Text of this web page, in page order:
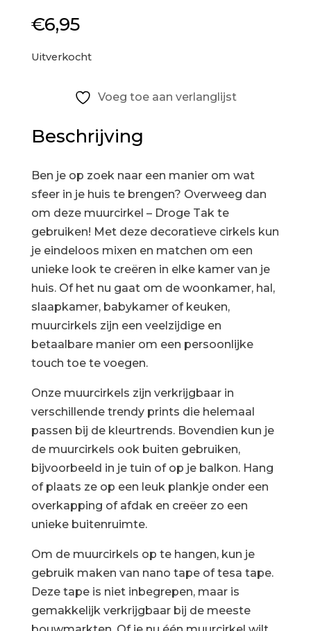
€6,95
Uitverkocht
Voeg toe aan verlanglijst
Beschrijving
Ben je op zoek naar een manier om wat
sfeer in je huis te brengen? Overweeg dan
om deze muurcirkel – Droge Tak te
gebruiken! Met deze decoratieve cirkels kun
je eindeloos mixen en matchen om een
unieke look te creëren in elke kamer van je
huis. Of het nu gaat om de woonkamer, hal,
slaapkamer, babykamer of keuken,
muurcirkels zijn een veelzijdige en
betaalbare manier om een persoonlijke
touch toe te voegen.
Onze muurcirkels zijn verkrijgbaar in
verschillende trendy prints die helemaal
passen bij de kleurtrends. Bovendien kun je
de muurcirkels ook buiten gebruiken,
bijvoorbeeld in je tuin of op je balkon. Hang
of plaats ze op een leuk plankje onder een
overkapping of afdak en creëer zo een
unieke buitenruimte.
Om de muurcirkels op te hangen, kun je
gebruik maken van nano tape of tesa tape.
Deze tape is niet inbegrepen, maar is
gemakkelijk verkrijgbaar bij de meeste